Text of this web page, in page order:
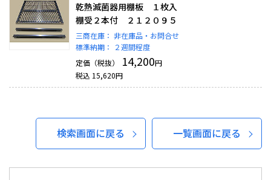
乾熱滅菌器用棚板 １枚入
棚受２本付 ２１２０９５
三商在庫： 非在庫品・お問合せ
標準納期：
２週間程度
定価（税抜）
14,200円
税込 15,620円
検索画面に戻る 一覧画面に戻る